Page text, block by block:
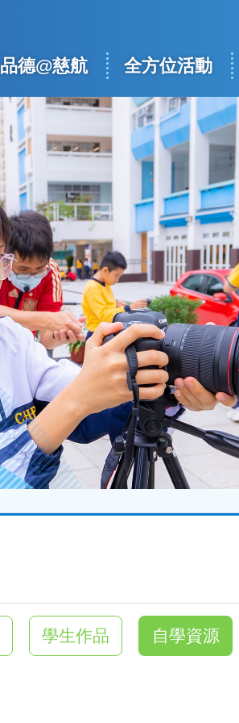
品德@慈航 全方位活動
學生作品 自學資源